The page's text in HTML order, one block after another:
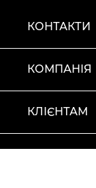
КОНТАКТИ
КОМПАНІЯ
КЛІЄНТАМ